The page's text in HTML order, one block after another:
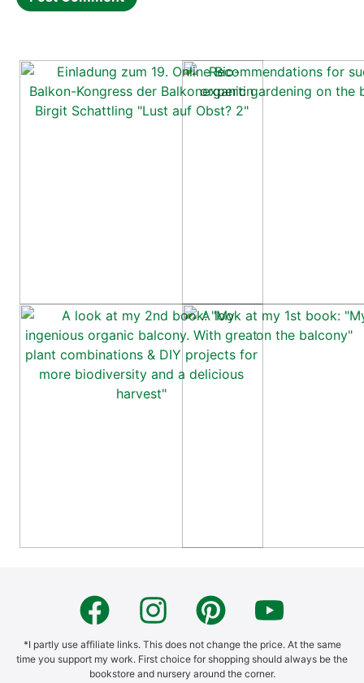
*I part­ly use affi­lia­te links. This does not chan­ge the pri­ce. At the same
time you sup­port my work. First choice for shop­ping should always be the
book­s­to­re and nur­sery around the cor­ner.